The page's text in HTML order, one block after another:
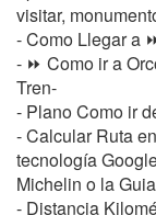
visitar,
- Como Llegar a
- ⏩ Como ir a
Tren-
- Plano Como ir
- Calcular Ruta
tecnología
Michelin o la
- Distancia